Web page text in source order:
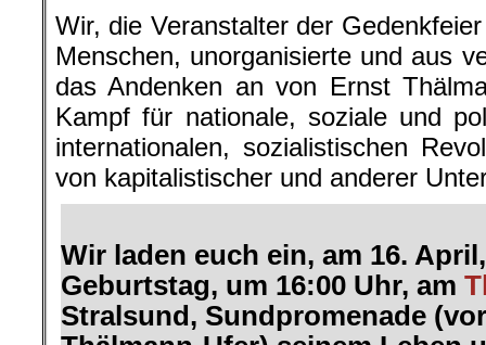
Wir, die Veranstalter der
Menschen, unorganisierte und aus
das Andenken an von Ernst
Kampf für nationale, soziale und
internationalen, sozialistischen
von kapitalistischer und anderer
Wir laden euch ein, am 16.
Geburtstag, um 16:00 Uhr, am
Stralsund, Sundpromenade